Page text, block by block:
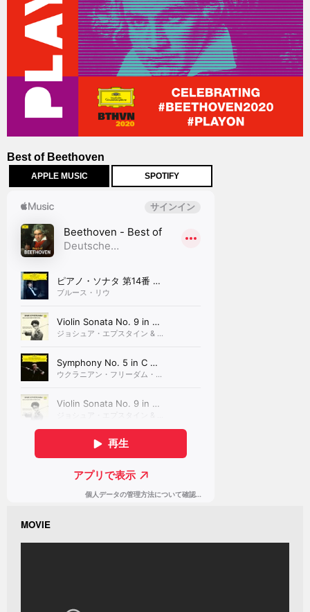
Best of Beethoven
APPLE MUSIC SPOTIFY
MOVIE